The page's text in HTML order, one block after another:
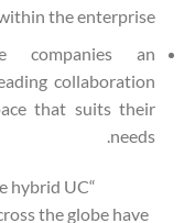
the enterprise.
companies an
collaboration
that suits their
needs.
hybrid UC
the globe have